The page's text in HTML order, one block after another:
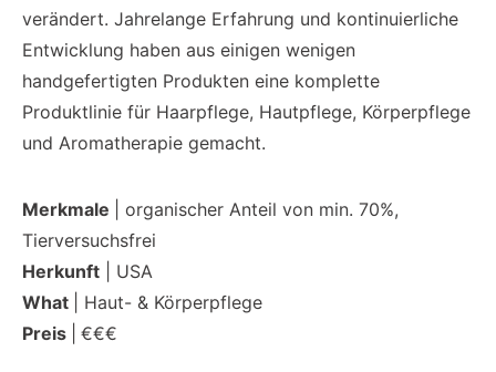
verändert. Jahrelange Erfahrung und kontinuierliche
Entwicklung haben aus einigen wenigen
handgefertigten Produkten eine komplette
Produktlinie für Haarpflege, Hautpflege, Körperpflege
und Aromatherapie gemacht.
Merkmale
| organischer Anteil von min. 70%,
Tierversuchsfrei
Herkunft | USA
What
| Haut- & Körperpflege
Preis
€€€